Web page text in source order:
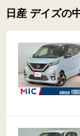
日産 デイズの